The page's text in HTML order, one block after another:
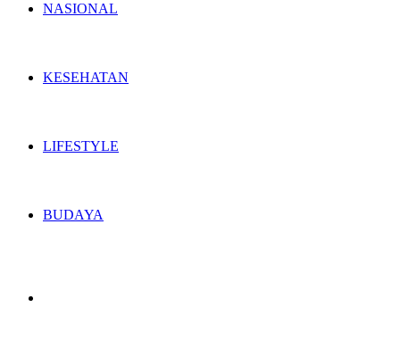
NASIONAL
KESEHATAN
LIFESTYLE
BUDAYA